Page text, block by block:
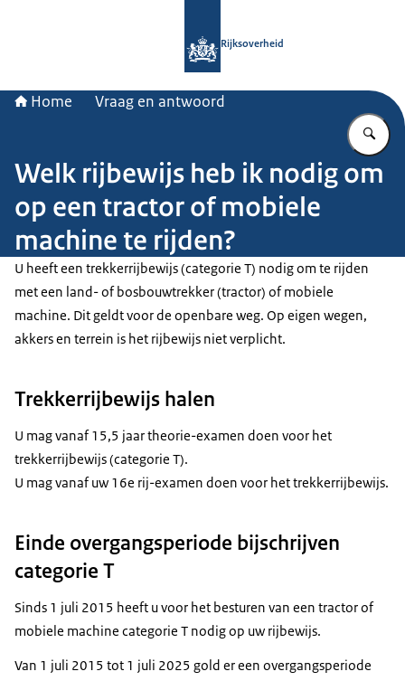
Rijksoverheid
Home Vraag en antwoord
Welk rijbewijs heb ik nodig om
op een tractor of mobiele
machine te rijden?
U heeft een trekkerrijbewijs (categorie T) nodig om te rijden
met een land- of bosbouwtrekker (tractor) of mobiele
machine. Dit geldt voor de openbare weg. Op eigen wegen,
akkers en terrein is het rijbewijs niet verplicht.
Trekkerrijbewijs halen
U mag vanaf 15,5 jaar theorie-examen doen voor het
trekkerrijbewijs (categorie T).
U mag vanaf uw 16e rij-examen doen voor het trekkerrijbewijs.
Einde overgangsperiode bijschrijven
categorie T
Sinds 1 juli 2015 heeft u voor het besturen van een tractor of
mobiele machine categorie T nodig op uw rijbewijs.
Van 1 juli 2015 tot 1 juli 2025 gold er een overgangsperiode